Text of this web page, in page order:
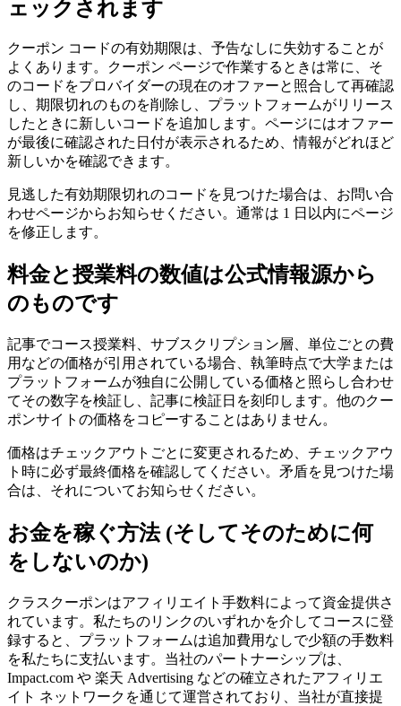
ェックされます
クーポン コードの有効期限は、予告なしに失効することが
よくあります。クーポン ページで作業するときは常に、そ
のコードをプロバイダーの現在のオファーと照合して再確認
し、期限切れのものを削除し、プラットフォームがリリース
したときに新しいコードを追加します。ページにはオファー
が最後に確認された日付が表示されるため、情報がどれほど
新しいかを確認できます。
見逃した有効期限切れのコードを見つけた場合は、お問い合
わせページからお知らせください。通常は 1 日以内にページ
を修正します。
料金と授業料の数値は公式情報源から
のものです
記事でコース授業料、サブスクリプション層、単位ごとの費
用などの価格が引用されている場合、執筆時点で大学または
プラットフォームが独自に公開している価格と照らし合わせ
てその数字を検証し、記事に検証日を刻印します。他のクー
ポンサイトの価格をコピーすることはありません。
価格はチェックアウトごとに変更されるため、チェックアウ
ト時に必ず最終価格を確認してください。矛盾を見つけた場
合は、それについてお知らせください。
お金を稼ぐ方法 (そしてそのために何
をしないのか)
クラスクーポンはアフィリエイト手数料によって資金提供さ
れています。私たちのリンクのいずれかを介してコースに登
録すると、プラットフォームは追加費用なしで少額の手数料
を私たちに支払います。当社のパートナーシップは、
Impact.com や 楽天 Advertising などの確立されたアフィリエ
イト ネットワークを通じて運営されており、当社が直接提